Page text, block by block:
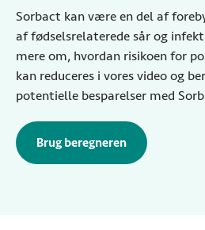
Sorbact kan være en del af
af fødselsrelaterede sår og
mere om, hvordan risikoen for
kan reduceres i vores video og
potentielle besparelser med
Brug beregnerentil at beregne